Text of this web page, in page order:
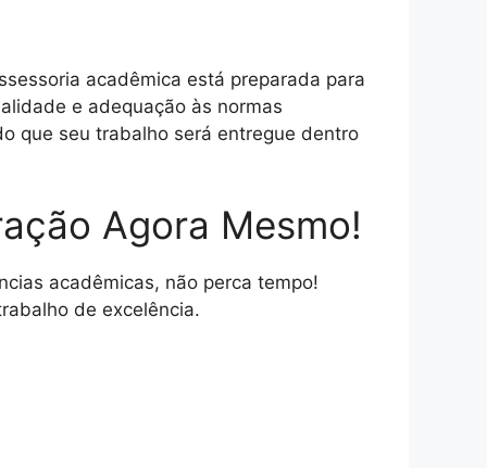
acadêmica está preparada para
e adequação às normas
que seu trabalho será entregue dentro
Agora Mesmo!
acadêmicas, não perca tempo!
de excelência.